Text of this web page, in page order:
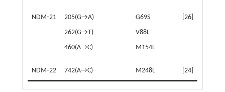
NDM⁃21
205(G→A)
262(G→T)
460(A→C)
G69S
V88L
M154L
26]
NDM⁃22 742(A→C) M248L 24]